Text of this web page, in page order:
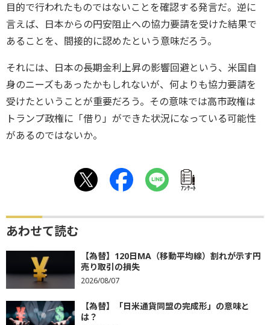
目的で行われたものではないことを確認する発言だ。逆に
言えば、日本からの円安阻止への協力要請を受けた結果で
あることを、間接的に認めたという意味だろう。
それには、日本の長期金利上昇の影響回避という、米国自
身のニーズもあったかもしれないが、何よりも協力要請を
受けたということが重要だろう。その意味では高市政権は
トランプ政権に「借り」ができた状況になっている可能性
があるのではないか。
ｱﾝｹｰﾄ
あわせて読む
【為替】120日MA（移動平均線）割れが示す円
売り取引の損失
2026/08/07
【為替】「日米通貨同盟の完成形」の意味と
は？